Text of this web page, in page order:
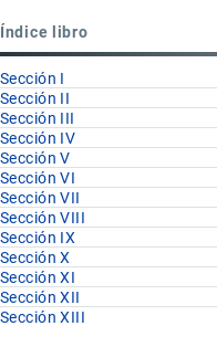
Índice libro
Sección I
Sección II
Sección III
Sección IV
Sección V
Sección VI
Sección VII
Sección VIII
Sección IX
Sección X
Sección XI
Sección XII
Sección XIII